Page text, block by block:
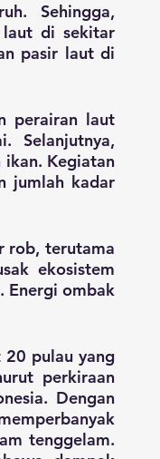
Sehingga,
laut di sekitar
pasir laut di
perairan laut
Selanjutnya,
ikan. Kegiatan
jumlah kadar
rob, terutama
ekosistem
Energi ombak
20 pulau yang
perkiraan
Dengan
tenggelam.